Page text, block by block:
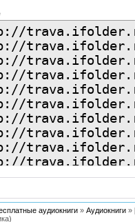
аудиокниги » Аудиокниги »